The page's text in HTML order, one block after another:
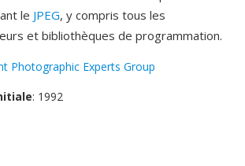
le JPEG, y compris tous les
et bibliothèques de programmation.
Photographic Experts Group
: 1992